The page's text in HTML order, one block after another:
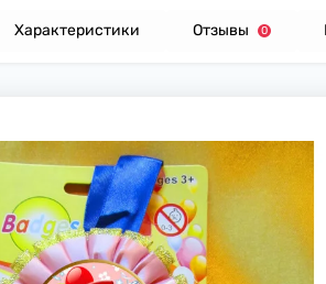
Характеристики Отзывы 0